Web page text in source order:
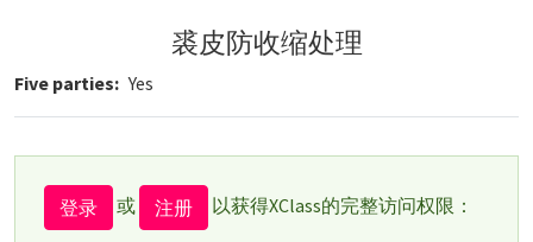
裘皮防收缩处理
Five parties Yes
登录 或 注册 以获得XClass的完整访问权限：